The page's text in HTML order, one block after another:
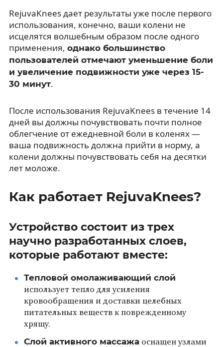
RejuvaKnees дает результаты уже после первого
использования, конечно, ваши колени не
исцелятся волшебным образом после одного
применения, однако большинство
пользователей отмечают уменьшение боли
и увеличение подвижности уже через 15-
30 минут.
После использования RejuvaKnees в течение 14
дней вы должны почувствовать почти полное
облегчение от ежедневной боли в коленях —
ваша подвижность должна прийти в норму, а
колени должны почувствовать себя на десятки
лет моложе.
Как работает RejuvaKnees?
Устройство состоит из трех
научно разработанных слоев,
которые работают вместе:
Тепловой омолаживающий слой
использует тепло для усиления
кровообращения и доставки целебных
питательных веществ к поврежденному
хрящу.
Слой активного массажаоснащен узлами